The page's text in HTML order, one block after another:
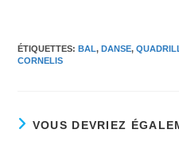
ÉTIQUETTES:BAL, DANSE,
CORNELIS
VOUS DEVRIEZ